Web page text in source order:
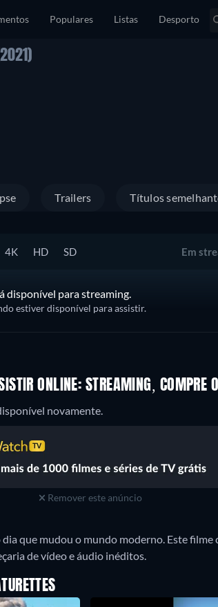
Populares Listas Desporto
Trailers Títulos
4K HD SD Em
disponível para streaming.
estiver disponível para assistir.
ONLINE: STREAMING, COMPRE
novamente.
Remover este anúncio
que mudou o mundo moderno. Este
de vídeo e áudio inéditos.